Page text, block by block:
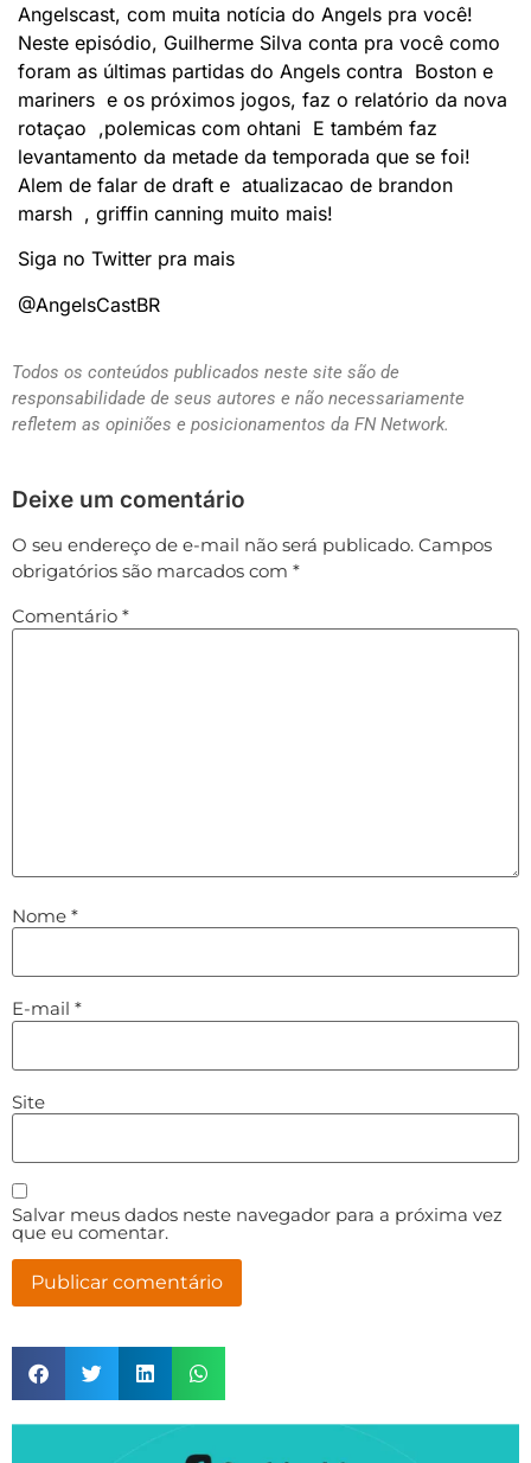
Angelscast, com muita notícia do Angels pra você!
Neste episódio, Guilherme Silva conta pra você como
foram as últimas partidas do Angels contra Boston e
mariners e os próximos jogos, faz o relatório da nova
rotaçao ,polemicas com ohtani E também faz
levantamento da metade da temporada que se foi!
Alem de falar de draft e atualizacao de brandon
marsh , griffin canning muito mais!
Siga no Twitter pra mais
@AngelsCastBR
Todos os conteúdos publicados neste site são de
responsabilidade de seus autores e não necessariamente
refletem as opiniões e posicionamentos da FN Network.
Deixe um comentário
O seu endereço de e-mail não será publicado. Campos
obrigatórios são marcados com *
Comentário *
Nome *
E-mail *
Site
Salvar meus dados neste navegador para a próxima vez
que eu comentar.